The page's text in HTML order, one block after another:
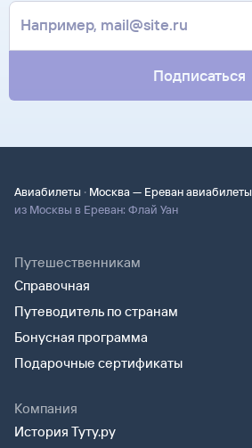
Подписаться
Авиабилеты · Москва — Ереван авиабилеты
из Москвы в Ереван: Флай Уан
Путешественникам
Справочная
Путеводитель по странам
Бонусная программа
Подарочные сертификаты
Компания
История Туту.ру